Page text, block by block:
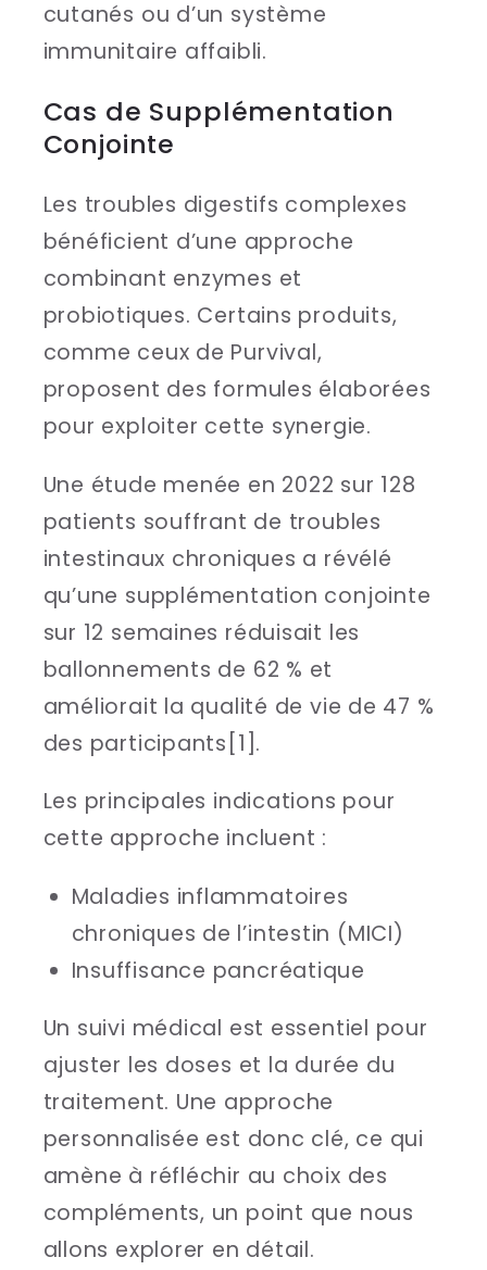
cutanés ou d’un système
immunitaire affaibli.
Cas de Supplémentation
Conjointe
Les troubles digestifs complexes
bénéficient d’une approche
combinant enzymes et
probiotiques. Certains produits,
comme ceux de Purvival,
proposent des formules élaborées
pour exploiter cette synergie.
Une étude menée en 2022 sur 128
patients souffrant de troubles
intestinaux chroniques a révélé
qu’une supplémentation conjointe
sur 12 semaines réduisait les
ballonnements de 62 % et
améliorait la qualité de vie de 47 %
des participants[1].
Les principales indications pour
cette approche incluent :
Maladies inflammatoires
chroniques de l’intestin (MICI)
Insuffisance pancréatique
Un suivi médical est essentiel pour
ajuster les doses et la durée du
traitement. Une approche
personnalisée est donc clé, ce qui
amène à réfléchir au choix des
compléments, un point que nous
allons explorer en détail.